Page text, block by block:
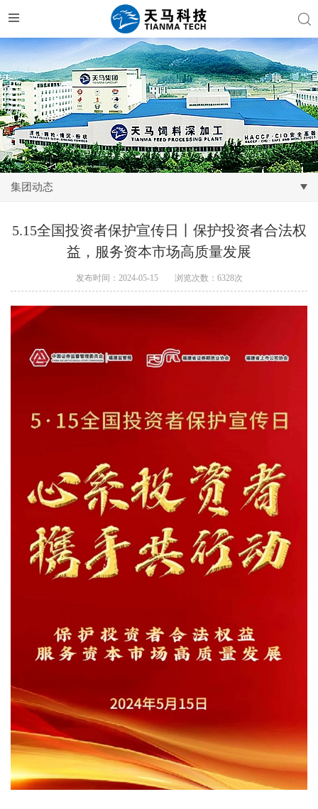
集团动态
5.15全国投资者保护宣传日丨保护投资者合法权
益，服务资本市场高质量发展
发布时间：2024-05-15 浏览次数：6328次